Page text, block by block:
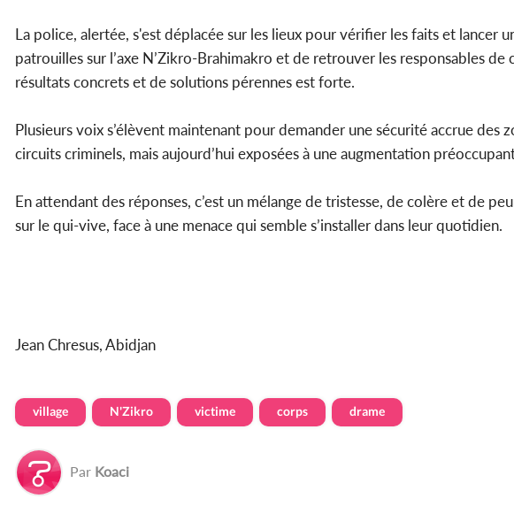
La police, alertée, s'est déplacée sur les lieux pour vérifier les faits et lancer
patrouilles sur l’axe N’Zikro-Brahimakro et de retrouver les responsables
résultats concrets et de solutions pérennes est forte.
Plusieurs voix s’élèvent maintenant pour demander une sécurité accrue des
circuits criminels, mais aujourd’hui exposées à une augmentation
En attendant des réponses, c’est un mélange de tristesse, de colère et de
sur le qui-vive, face à une menace qui semble s’installer dans leur quotidien.
Jean Chresus, Abidjan
village N'Zikro victime corps drame
Par Koaci